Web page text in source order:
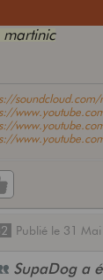
martinic
soundcloud.com/
Publié le 31
SupaDog a